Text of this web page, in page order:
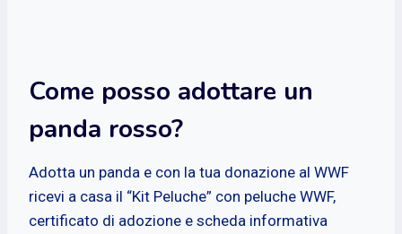
Come posso adottare un
panda rosso?
Adotta un panda e con la tua donazione al WWF
ricevi a casa il “Kit Peluche” con peluche WWF,
certificato di adozione e scheda informativa